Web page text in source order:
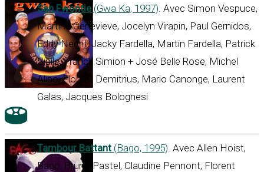
San Fwontie (Gwa Ka, 1997). Avec Simon Vespuce,
Martine Genevieve, Jocelyn Virapin, Paul Gernidos,
Eddy Negrit, Jacky Fardella, Martin Fardella, Patrick
Sipile, Franck Simion + José Belle Rose, Michel
Alibo, Florent Demitrius, Mario Canonge, Laurent
Galas, Jacques Bolognesi
Tambour Battant (Bago, 1995). Avec Allen Hoist,
Bago, Bruno Pastel, Claudine Pennont, Florent